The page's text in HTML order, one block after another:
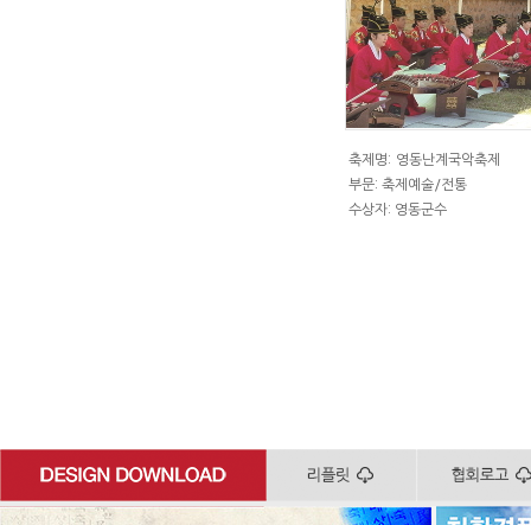
축제명: 영동난계국악축제
부문: 축제예술/전통
수상자: 영동군수